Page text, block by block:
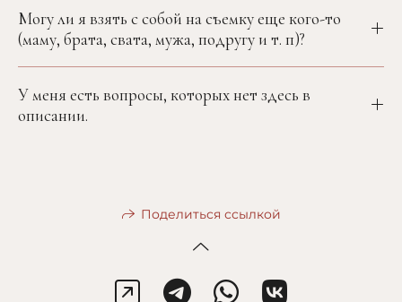
Могу ли я взять с собой на съемку еще кого-то
(маму, брата, свата, мужа, подругу и т. п)?
У меня есть вопросы, которых нет здесь в
описании.
Поделиться ссылкой